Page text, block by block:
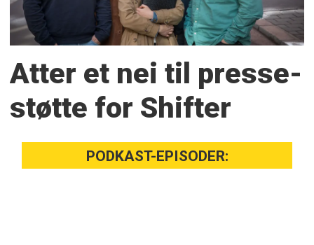
Atter et nei til presse­
støtte for Shifter
PODKAST-EPISODER: